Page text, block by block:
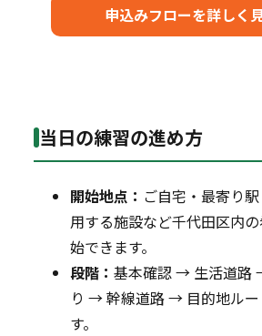
申込みフローを詳しく
当日の練習の進め方
開始地点： ご自宅・最寄り
用する施設など千代田区内
始できます。
段階：基本確認 → 生活道路
り → 幹線道路 → 目的地ルー
す。